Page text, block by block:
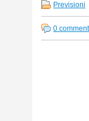
Previsioni
0